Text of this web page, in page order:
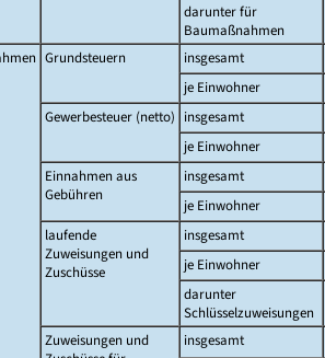
darunter für
Baumaßnahmen
Grundsteuern insgesamt
je Einwohner
Gewerbesteuer (netto) insgesamt
je Einwohner
Einnahmen aus
Gebühren
insgesamt
je Einwohner
laufende
Zuweisungen und
Zuschüsse
insgesamt
je Einwohner
darunter
Schlüsselzuweisungen
Zuweisungen und
insgesamt